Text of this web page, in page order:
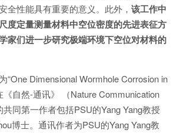
全性能具有重要的意义。此外， 该工作中
度定量测量材料中空位密度的先进表征方
家们进一步研究极端环境下空位对材料的
“One Dimensional Wormhole Corrosion in
《自然-通讯》 （Nature Communication
同第一作者包括PSU的Yang Yang教授
博士。通讯作者为PSU的Yang Yang教